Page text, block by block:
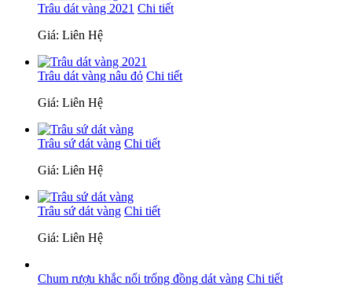
Trâu dát vàng 2021 Chi tiết
Giá: Liên Hệ
Trâu dát vàng nâu đỏ Chi tiết
Giá: Liên Hệ
Trâu sứ dát vàng Chi tiết
Giá: Liên Hệ
Trâu sứ dát vàng Chi tiết
Giá: Liên Hệ
Chum rượu khắc nổi trống đồng dát vàng Chi tiết